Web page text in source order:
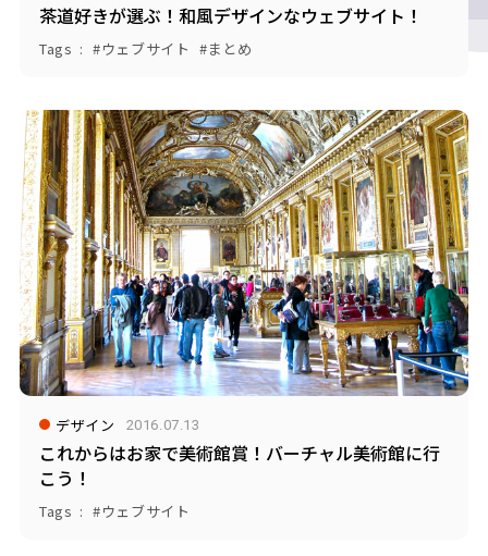
茶道好きが選ぶ！和風デザインなウェブサイト！
Tags ウェブサイト まとめ
デザイン 2016.07.13
これからはお家で美術館賞！バーチャル美術館に行
こう！
Tags ウェブサイト